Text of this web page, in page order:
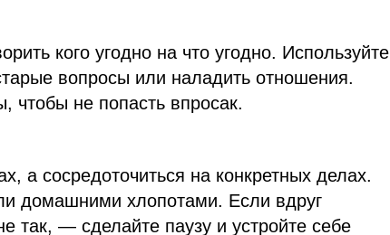
кого угодно на что угодно. Используйте
вопросы или наладить отношения.
чтобы не попасть впросак.
а сосредоточиться на конкретных делах.
домашними хлопотами. Если вдруг
так, — сделайте паузу и устройте себе